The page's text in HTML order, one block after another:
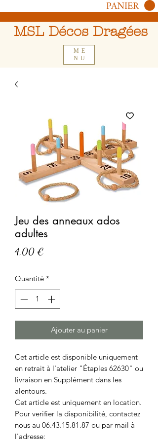
MSL Décos Dragées
ME
NU
PANIER
Jeu des anneaux ados
adultes
4,00 €
Quantité *
Ajouter au panier
Cet article est disponible uniquement
en retrait à l'atelier "Étaples 62630" ou
livraison en Supplément dans les
alentours.
Cet article est uniquement en location.
Pour verifier la disponibilité, contactez
nous au 06.43.15.81.87 ou par mail à
l'adresse: